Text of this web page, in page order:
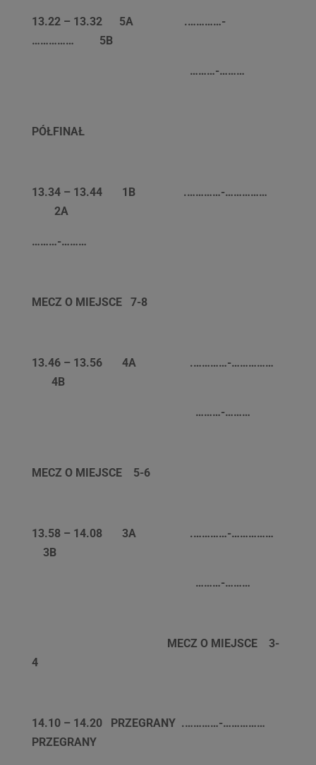
13.22 – 13.32 5A.…………-
…………… 5B
………-………
PÓŁFINAŁ
13.34 – 13.44 1B.…………-……………
2A
………-………
MECZ O MIEJSCE 7-8
13.46 – 13.56 4A .…………-……………
4B
………-………
MECZ O MIEJSCE 5-6
13.58 – 14.08 3A .…………-……………
3B
………-………
MECZ O MIEJSCE 3-
4
14.10 – 14.20 PRZEGRANY .…………-……………
PRZEGRANY